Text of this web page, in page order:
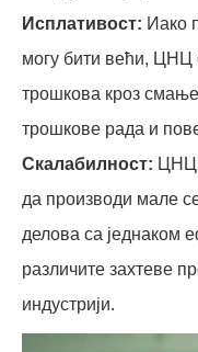
Исплативост: Иако
могу бити већи, ЦНЦ
трошкова кроз
трошкове рада и
Скалабилност: ЦНЦ
да производи мале
делова са једнаком
различите захтеве
индустрији.